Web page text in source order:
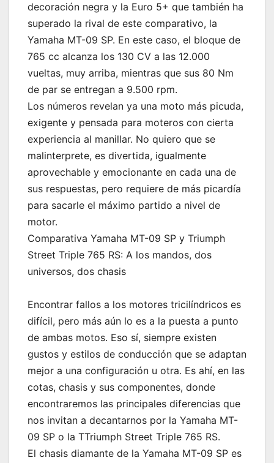
decoración negra y la Euro 5+ que también ha
superado la rival de este comparativo, la
Yamaha MT-09 SP. En este caso, el bloque de
765 cc alcanza los 130 CV a las 12.000
vueltas, muy arriba, mientras que sus 80 Nm
de par se entregan a 9.500 rpm.
Los números revelan ya una moto más picuda,
exigente y pensada para moteros con cierta
experiencia al manillar. No quiero que se
malinterprete, es divertida, igualmente
aprovechable y emocionante en cada una de
sus respuestas, pero requiere de más picardía
para sacarle el máximo partido a nivel de
motor.
Comparativa Yamaha MT-09 SP y Triumph
Street Triple 765 RS: A los mandos, dos
universos, dos chasis
Encontrar fallos a los motores tricilíndricos es
difícil, pero más aún lo es a la puesta a punto
de ambas motos. Eso sí, siempre existen
gustos y estilos de conducción que se adaptan
mejor a una configuración u otra. Es ahí, en las
cotas, chasis y sus componentes, donde
encontraremos las principales diferencias que
nos invitan a decantarnos por la Yamaha MT-
09 SP o la TTriumph Street Triple 765 RS.
El chasis diamante de la Yamaha MT-09 SP es